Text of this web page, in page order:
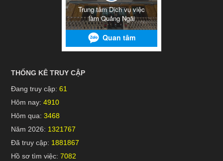
THỐNG KÊ TRUY CẬP
Đang truy cập: 61
Hôm nay: 4910
Hôm qua: 3468
Năm 2026: 1321767
Đã truy cập: 1881867
Hồ sơ tìm việc: 7082